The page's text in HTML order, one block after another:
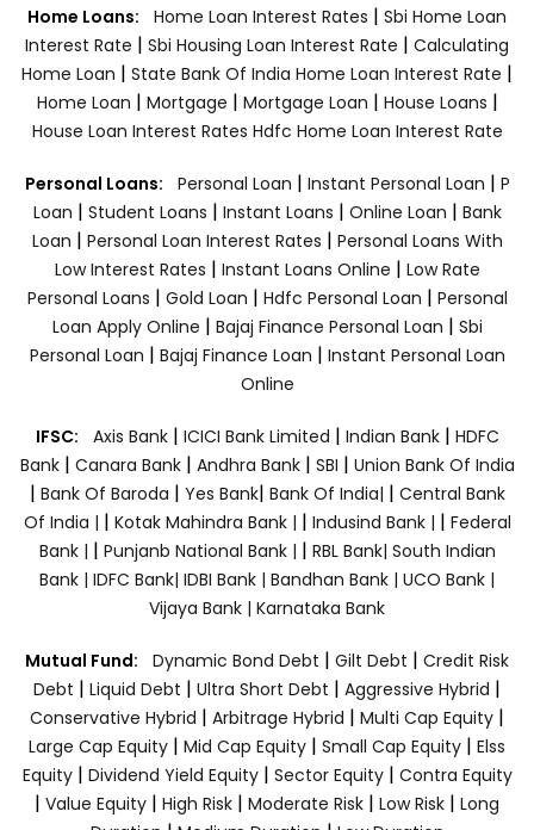
Home Loans: Home Loan Interest Rates | Sbi Home Loan
Interest Rate | Sbi Housing Loan Interest Rate | Calculating
Home Loan | State Bank Of India Home Loan Interest Rate |
Home Loan | Mortgage | Mortgage Loan | House Loans |
House Loan Interest Rates Hdfc Home Loan Interest Rate
Personal Loans: Personal Loan | Instant Personal Loan | P
Loan | Student Loans | Instant Loans | Online Loan | Bank
Loan | Personal Loan Interest Rates | Personal Loans With
Low Interest Rates | Instant Loans Online | Low Rate
Personal Loans | Gold Loan | Hdfc Personal Loan | Personal
Loan Apply Online | Bajaj Finance Personal Loan | Sbi
Personal Loan | Bajaj Finance Loan | Instant Personal Loan
Online
IFSC: Axis Bank | ICICI Bank Limited | Indian Bank | HDFC
Bank| Canara Bank | Andhra Bank| SBI | Union Bank Of India
| Bank Of Baroda | Yes Bank| Bank Of India| | Central Bank
Of India | | Kotak Mahindra Bank | | Indusind Bank | | Federal
Bank | | Punjanb National Bank | | RBL Bank| South Indian
Bank | IDFC Bank| IDBI Bank | Bandhan Bank | UCO Bank |
Vijaya Bank | Karnataka Bank
Mutual Fund: Dynamic Bond Debt | Gilt Debt | Credit Risk
Debt | Liquid Debt | Ultra Short Debt | Aggressive Hybrid |
Conservative Hybrid | Arbitrage Hybrid | Multi Cap Equity |
Large Cap Equity | Mid Cap Equity | Small Cap Equity | Elss
Equity| Dividend Yield Equity| Sector Equity | Contra Equity
| Value Equity | High Risk | Moderate Risk | Low Risk | Long